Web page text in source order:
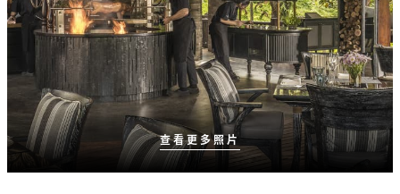
查看更多照片